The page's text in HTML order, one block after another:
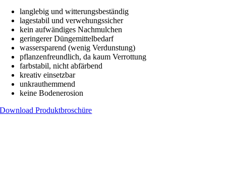
langlebig und witterungsbeständig
lagestabil und verwehungssicher
kein aufwändiges Nachmulchen
geringerer Düngemittelbedarf
wassersparend (wenig Verdunstung)
pflanzenfreundlich, da kaum Verrottung
farbstabil, nicht abfärbend
kreativ einsetzbar
unkrauthemmend
keine Bodenerosion
Download Produktbroschüre